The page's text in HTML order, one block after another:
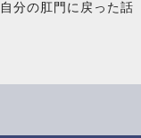
自分の肛門に戻った話